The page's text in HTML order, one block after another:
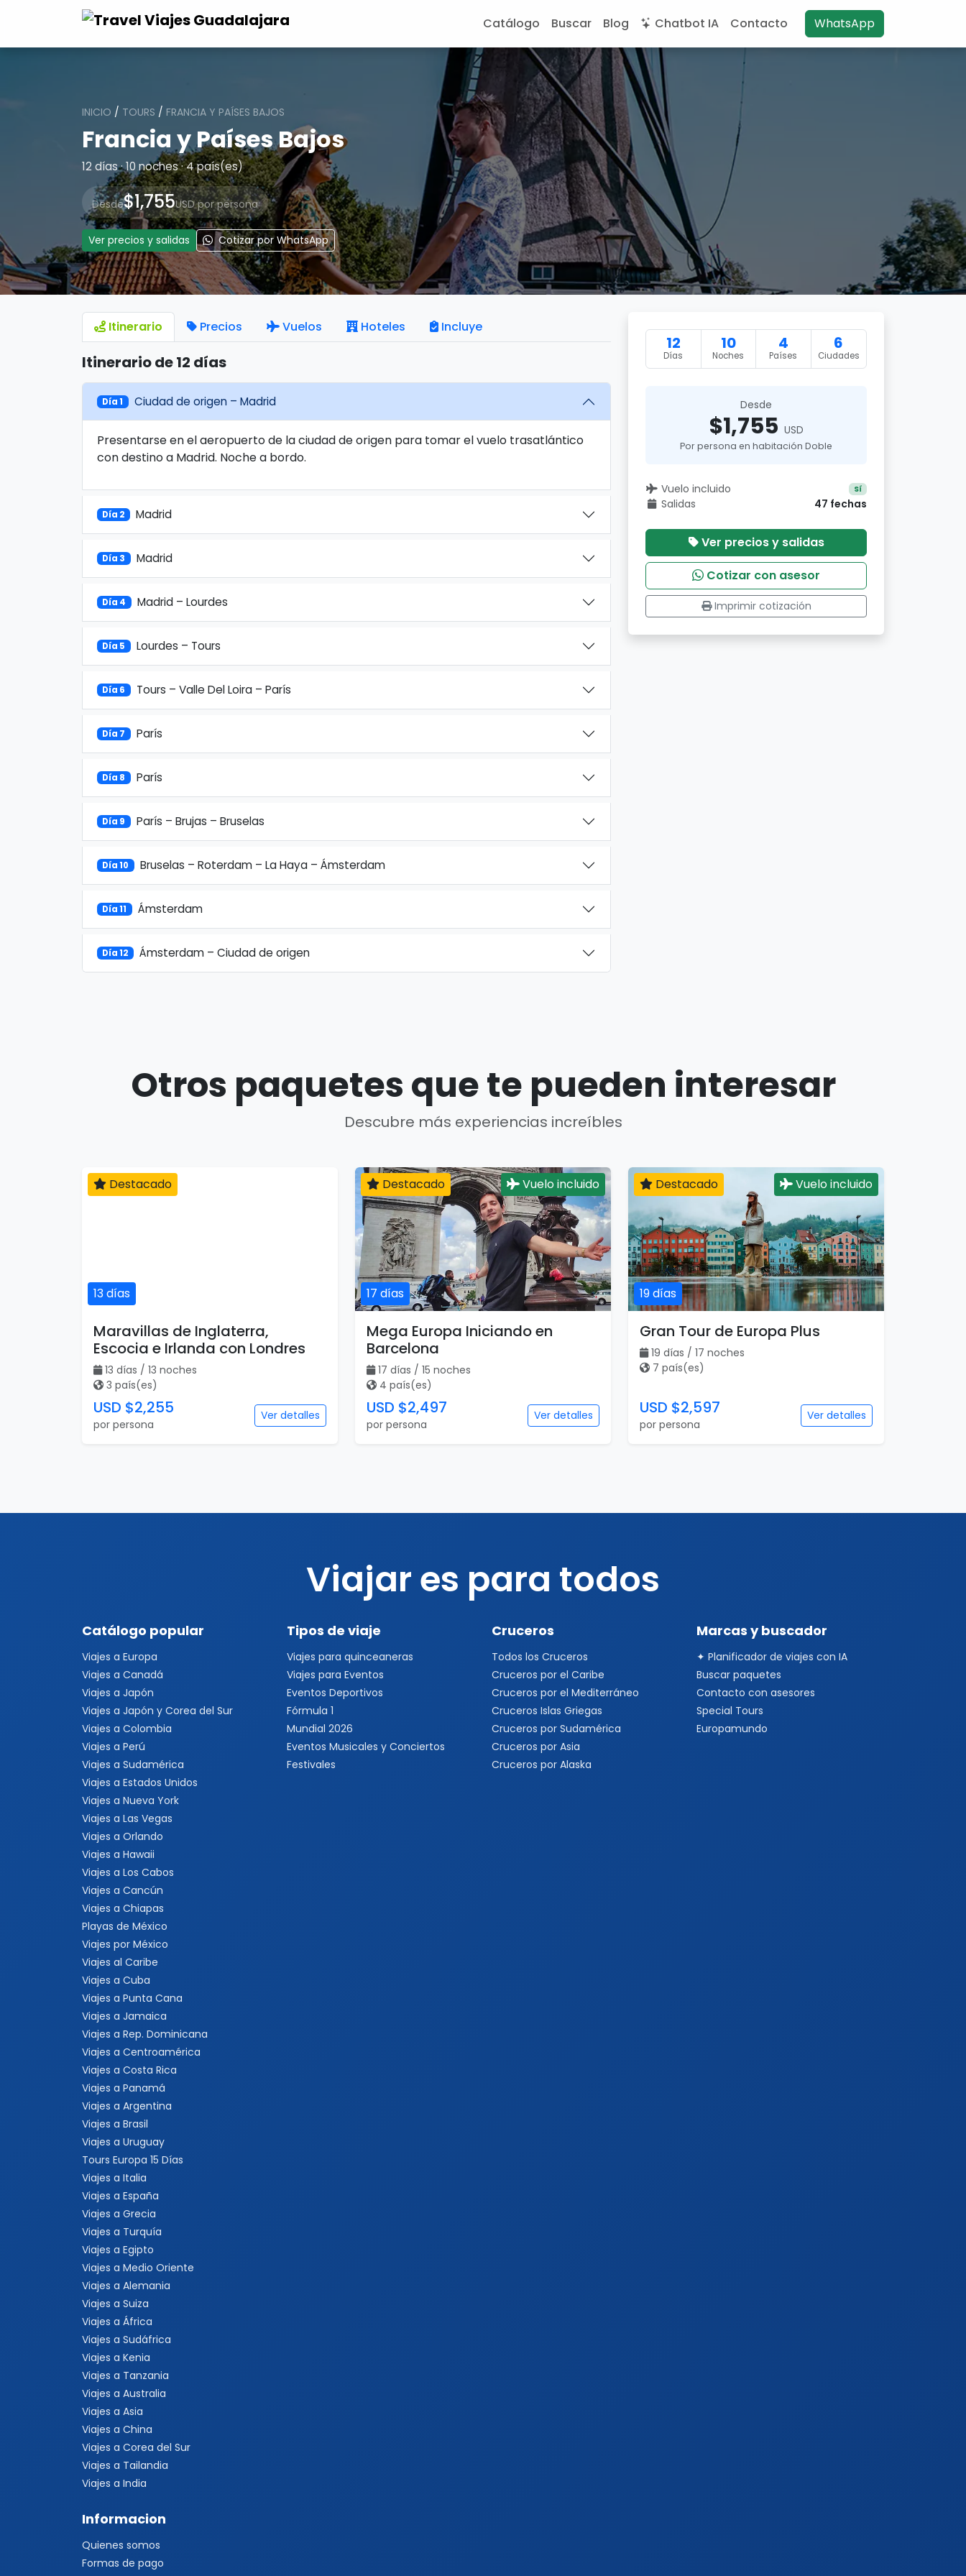
Catálogo Buscar Blog Chatbot IA Contacto WhatsApp
INICIO / TOURS / FRANCIA Y PAÍSES BAJOS
Francia y Países Bajos
12 días · 10 noches · 4 país(es)
Desde$1,755USD por persona
Ver precios y salidas Cotizar por WhatsApp
Itinerario Precios Vuelos Hoteles Incluye
Itinerario de 12 días
Día 1 Ciudad de origen – Madrid
Presentarse en el aeropuerto de la ciudad de origen para tomar el vuelo trasatlántico
con destino a Madrid. Noche a bordo.
Día 2 Madrid
Día 3 Madrid
Día 4 Madrid – Lourdes
Día 5 Lourdes – Tours
Día 6 Tours – Valle Del Loira – París
Día 7 París
Día 8 París
Día 9 París – Brujas – Bruselas
Día 10 Bruselas – Roterdam – La Haya – Ámsterdam
Día 11 Ámsterdam
Día 12 Ámsterdam – Ciudad de origen
12
Días
10
Noches
4
Países
6
Ciudades
Desde
$1,755 USD
Por persona en habitación Doble
Vuelo incluido Sí
Salidas 47 fechas
Ver precios y salidas
Cotizar con asesor
Imprimir cotización
Otros paquetes que te pueden interesar
Descubre más experiencias increíbles
13 días
Destacado
Maravillas de Inglaterra,
Escocia e Irlanda con Londres
13 días / 13 noches
3 país(es)
USD $2,255
por persona
Ver detalles
17 días
Destacado Vuelo incluido
Mega Europa Iniciando en
Barcelona
17 días / 15 noches
4 país(es)
USD $2,497
por persona
Ver detalles
19 días
Destacado Vuelo incluido
Gran Tour de Europa Plus
19 días / 17 noches
7 país(es)
USD $2,597
por persona
Ver detalles
Viajar es para todos
Catálogo popular
Viajes a Europa
Viajes a Canadá
Viajes a Japón
Viajes a Japón y Corea del Sur
Viajes a Colombia
Viajes a Perú
Viajes a Sudamérica
Viajes a Estados Unidos
Viajes a Nueva York
Viajes a Las Vegas
Viajes a Orlando
Viajes a Hawaii
Viajes a Los Cabos
Viajes a Cancún
Viajes a Chiapas
Playas de México
Viajes por México
Viajes al Caribe
Viajes a Cuba
Viajes a Punta Cana
Viajes a Jamaica
Viajes a Rep. Dominicana
Viajes a Centroamérica
Viajes a Costa Rica
Viajes a Panamá
Viajes a Argentina
Viajes a Brasil
Viajes a Uruguay
Tours Europa 15 Días
Viajes a Italia
Viajes a España
Viajes a Grecia
Viajes a Turquía
Viajes a Egipto
Viajes a Medio Oriente
Viajes a Alemania
Viajes a Suiza
Viajes a África
Viajes a Sudáfrica
Viajes a Kenia
Viajes a Tanzania
Viajes a Australia
Viajes a Asia
Viajes a China
Viajes a Corea del Sur
Viajes a Tailandia
Viajes a India
Tipos de viaje
Viajes para quinceaneras
Viajes para Eventos
Eventos Deportivos
Fórmula 1
Mundial 2026
Eventos Musicales y Conciertos
Festivales
Cruceros
Todos los Cruceros
Cruceros por el Caribe
Cruceros por el Mediterráneo
Cruceros Islas Griegas
Cruceros por Sudamérica
Cruceros por Asia
Cruceros por Alaska
Marcas y buscador
✦ Planificador de viajes con IA
Buscar paquetes
Contacto con asesores
Special Tours
Europamundo
Informacion
Quienes somos
Formas de pago